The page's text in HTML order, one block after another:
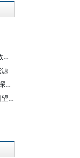
姜朝晖，朱汉国：1930年代中期新旧教育二元并存格局初探
周质平 马勇 张海涛：从胡适出发，再探民国教育
傅国涌：教育，永远面朝未来——《回望民国教育系列》总序